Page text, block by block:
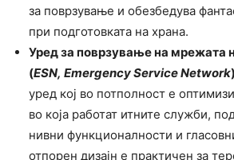
за поврзување и обезбедува
при подготовката на храна.
Уред за поврзување на мрежата
(ESN, Emergency Service Network)
уред кој во потполност е
во која работат итните служби,
нивни функционалности и
отпорен дизајн е практичен за